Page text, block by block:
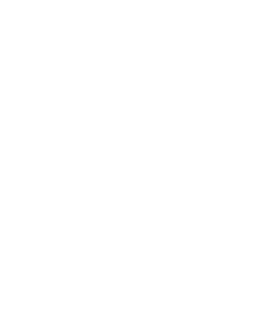
配套动力
输出转速：
传 动 比：
输出转矩：
传动级数
重 量：
尺 寸：
使用大棚长度：
注油量：